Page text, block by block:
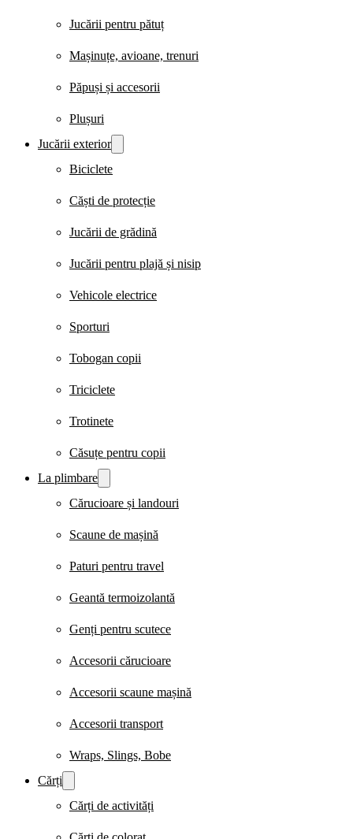
Jucării pentru pătuț
Mașinuțe, avioane, trenuri
Păpuși și accesorii
Plușuri
Jucării exterior
Biciclete
Căști de protecție
Jucării de grădină
Jucării pentru plajă și nisip
Vehicole electrice
Sporturi
Tobogan copii
Triciclete
Trotinete
Căsuțe pentru copii
La plimbare
Cărucioare și landouri
Scaune de mașină
Paturi pentru travel
Geantă termoizolantă
Genți pentru scutece
Accesorii cărucioare
Accesorii scaune mașină
Accesorii transport
Wraps, Slings, Bobe
Cărți
Cărți de activități